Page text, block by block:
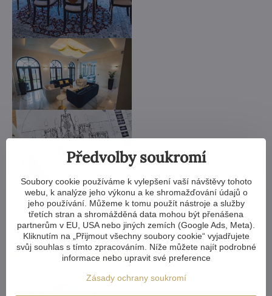
Předvolby soukromí
Soubory cookie používáme k vylepšení vaší návštěvy tohoto
webu, k analýze jeho výkonu a ke shromažďování údajů o
jeho používání. Můžeme k tomu použít nástroje a služby
třetích stran a shromážděná data mohou být přenášena
partnerům v EU, USA nebo jiných zemích (Google Ads, Meta).
Kliknutím na „Přijmout všechny soubory cookie“ vyjadřujete
svůj souhlas s tímto zpracováním. Níže můžete najít podrobné
informace nebo upravit své preference
Zásady ochrany soukromí